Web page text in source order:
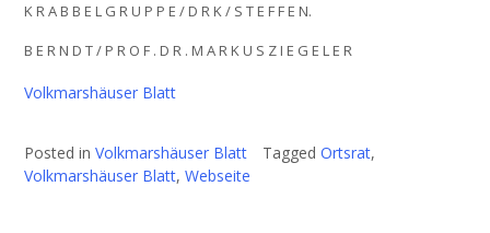
K R A B B E L G R U P P E / D R K / S T E F F E N.
B E R N D T / P R O F . D R . M A R K U S Z I E G E L E R
Volkmarshäuser Blatt
Posted in Volkmarshäuser Blatt Tagged Ortsrat,
Volkmarshäuser Blatt, Webseite